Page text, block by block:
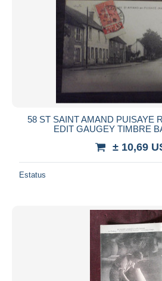
58 ST SAINT AMAND PUISAYE
EDIT GAUGEY TIMBRE
± 10,69
Estatus